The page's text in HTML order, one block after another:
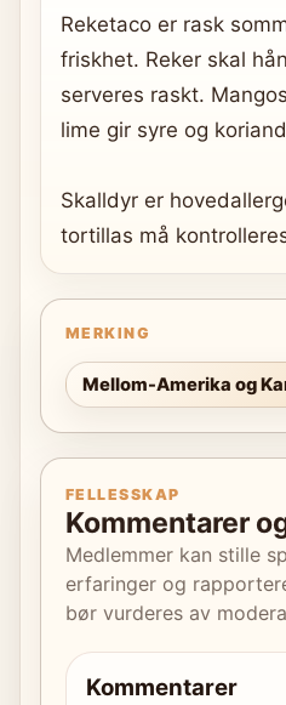
Reketaco er rask
friskhet. Reker skal
serveres raskt.
lime gir syre og
Skalldyr er
tortillas må
MERKING
Mellom-Amerika og
FELLESSKAP
Kommentarer
Medlemmer kan stille
erfaringer og
bør vurderes av
Kommentarer